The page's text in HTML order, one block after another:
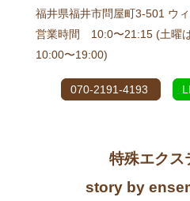
福井県福井市問屋町3-501 ウ
営業時間 10:0〜21:15 (土曜
10:00〜19:00)
070-2191-4193
特殊エクス
story by